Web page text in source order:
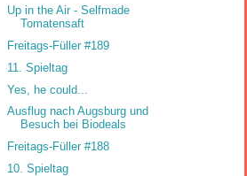
Up in the Air - Selfmade
Tomatensaft
Freitags-Füller #189
11. Spieltag
Yes, he could...
Ausflug nach Augsburg und
Besuch bei Biodeals
Freitags-Füller #188
10. Spieltag